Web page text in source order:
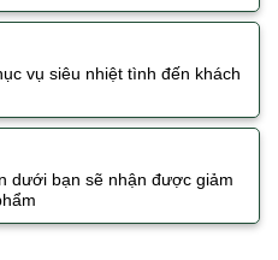
vụ siêu nhiệt tình đến khách
dưới bạn sẽ nhận được giảm